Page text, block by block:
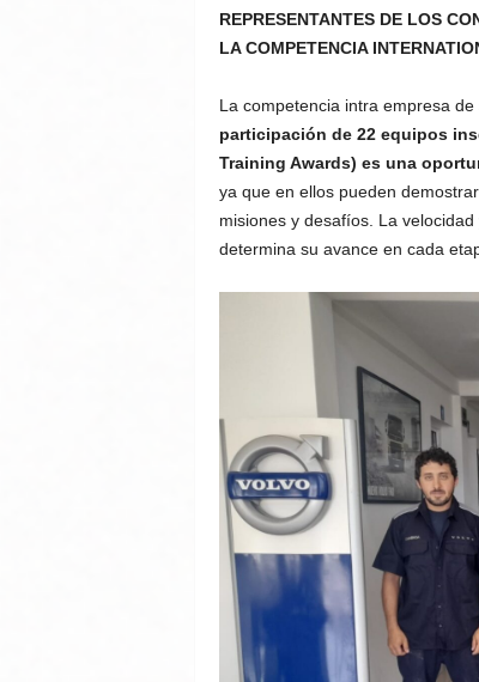
REPRESENTANTES DE LOS
LA COMPETENCIA
La competencia intra empresa
participación de 22 equipos
Training Awards) es una
ya que en ellos pueden
misiones y desafíos. La
determina su avance en cada